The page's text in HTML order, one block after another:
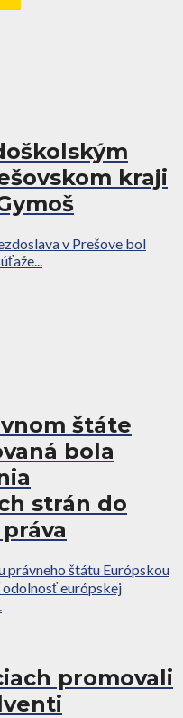
kraji
v Prešove bol
štáte
bola
strán do
právneho štátu Európskou
európskej
promovali